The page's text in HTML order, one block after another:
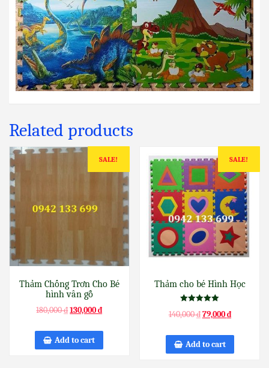
Related products
SALE!
Thảm Chống Trơn Cho Bé
hình vân gỗ
180,000₫130,000₫
Add to cart
SALE!
Thảm cho bé Hình Học
5.00
140,000₫79,000₫
Add to cart